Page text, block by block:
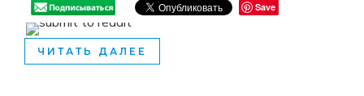
Save
ЧИТАТЬ ДАЛЕЕ